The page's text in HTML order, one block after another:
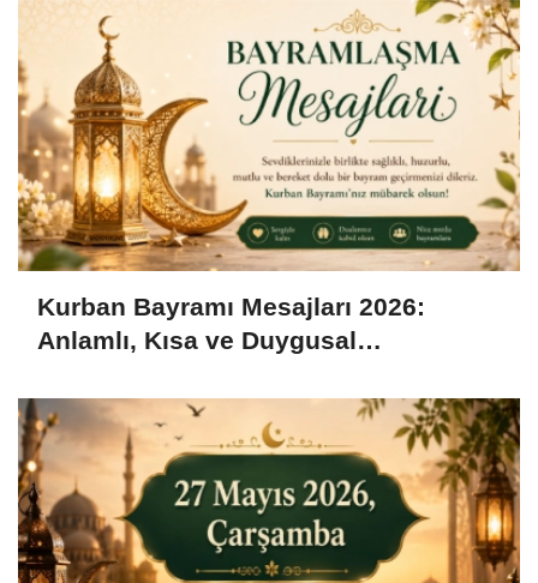
Kurban Bayramı Mesajları 2026:
Anlamlı, Kısa ve Duygusal